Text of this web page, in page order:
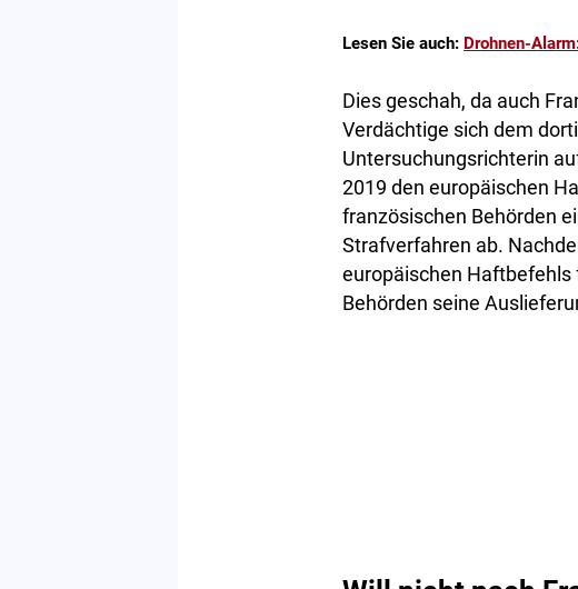
Lesen Sie auch: Drohnen-
Dies geschah, da auch
Verdächtige sich dem
Untersuchungsrichterin
2019 den europäischen
französischen Behörden
Strafverfahren ab.
europäischen
Behörden seine